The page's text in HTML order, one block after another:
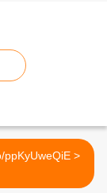
https://t.co/ppKyUweQiE >